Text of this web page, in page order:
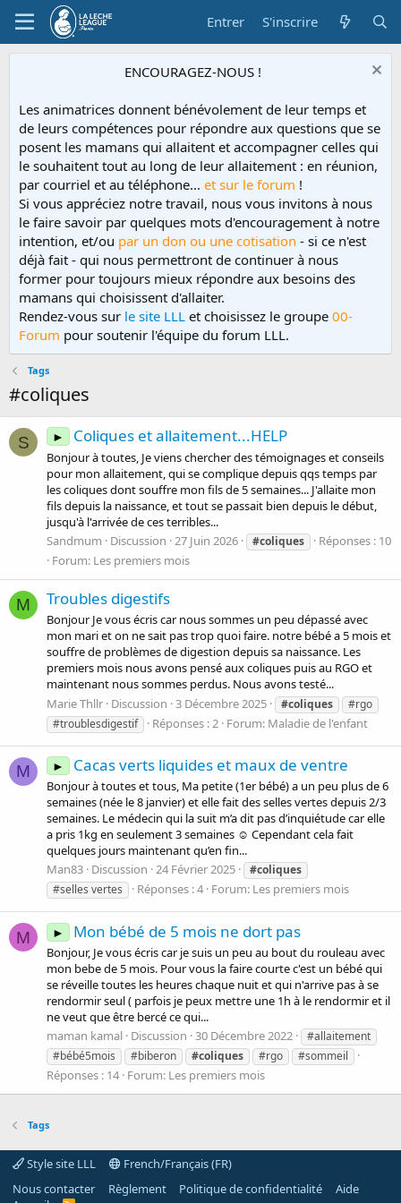
Entrer S'inscrire
ENCOURAGEZ-NOUS !
Les animatrices donnent bénévolement de leur temps et
de leurs compétences pour répondre aux questions que se
posent les mamans qui allaitent et accompagner celles qui
le souhaitent tout au long de leur allaitement : en réunion,
par courriel et au téléphone... et sur le forum !
Si vous appréciez notre travail, nous vous invitons à nous
le faire savoir par quelques mots d'encouragement à notre
intention, et/ou par un don ou une cotisation - si ce n'est
déjà fait - qui nous permettront de continuer à nous
former pour toujours mieux répondre aux besoins des
mamans qui choisissent d'allaiter.
Rendez-vous sur le site LLL et choisissez le groupe 00-
Forum pour soutenir l'équipe du forum LLL.
Tags
#coliques
S ► Coliques et allaitement...HELP
Bonjour à toutes, Je viens chercher des témoignages et conseils
pour mon allaitement, qui se complique depuis qqs temps par
les coliques dont souffre mon fils de 5 semaines... J'allaite mon
fils depuis la naissance, et tout se passait bien depuis le début,
jusqu'à l'arrivée de ces terribles...
Sandmum
Discussion 27 Juin 2026 #coliques
Réponses : 10
Forum: Les premiers mois
M Troubles digestifs
Bonjour Je vous écris car nous sommes un peu dépassé avec
mon mari et on ne sait pas trop quoi faire. notre bébé a 5 mois et
souffre de problèmes de digestion depuis sa naissance. Les
premiers mois nous avons pensé aux coliques puis au RGO et
maintenant nous sommes perdus. Nous avons testé...
Marie Thllr Discussion 3 Décembre 2025 #coliques
#rgo
#troublesdigestif
Réponses : 2 Forum: Maladie de l'enfant
M ► Cacas verts liquides et maux de ventre
Bonjour à toutes et tous, Ma petite (1er bébé) a un peu plus de 6
semaines (née le 8 janvier) et elle fait des selles vertes depuis 2/3
semaines. Le médecin qui la suit m’a dit pas d’inquiétude car elle
a pris 1kg en seulement 3 semaines ☺️ Cependant cela fait
quelques jours maintenant qu’en fin...
Man83 Discussion 24 Février 2025
#coliques
#selles vertes
Réponses : 4 Forum: Les premiers mois
M ► Mon bébé de 5 mois ne dort pas
Bonjour, Je vous écris car je suis un peu au bout du rouleau avec
mon bebe de 5 mois. Pour vous la faire courte c'est un bébé qui
se réveille toutes les heures chaque nuit et qui n'arrive pas à se
rendormir seul ( parfois je peux mettre une 1h à le rendormir et il
ne veut que être bercé ce qui...
maman kamal Discussion 30 Décembre 2022
#allaitement
#bébé5mois
#biberon #coliques #rgo #sommeil
Réponses : 14 Forum: Les premiers mois
Tags
Style site LLL
French/Français (FR)
Nous contacter
Règlement Politique de confidentialité
Aide